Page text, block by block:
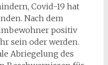
Covid-19 hat
Nach dem
positiv
sein oder werden.
Abriegelung des